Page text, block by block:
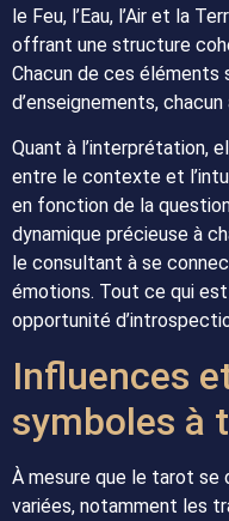
le Feu, l’Eau, l’Air et la
offrant une structure
Chacun de ces
d’enseignements,
Quant à l’interprétation,
entre le contexte et
en fonction de la
dynamique précieuse à
le consultant à se
émotions. Tout ce qui
opportunité
Influences
symboles à
À mesure que le tarot se
variées, notamment les